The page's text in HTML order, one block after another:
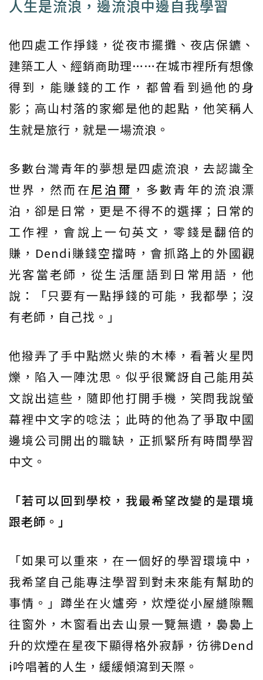
人生是流浪，邊流浪中邊自我學習
他四處工作掙錢，從夜市擺攤、夜店保鑣、
建築工人、經銷商助理……在城市裡所有想像
得到，能賺錢的工作，都曾看到過他的身
影；高山村落的家鄉是他的起點，他笑稱人
生就是旅行，就是一場流浪。
多數台灣青年的夢想是四處流浪，去認識全
世界，然而在尼泊爾 ，多數青年的流浪漂
泊，卻是日常，更是不得不的選擇；日常的
工作裡，會說上一句英文，零錢是翻倍的
賺，Dendi賺錢空擋時，會抓路上的外國觀
光客當老師，從生活厘語到日常用語，他
說：「只要有一點掙錢的可能，我都學；沒
有老師，自己找。」
他撥弄了手中點燃火柴的木棒，看著火星閃
爍，陷入一陣沈思。似乎很驚訝自己能用英
文說出這些，隨即他打開手機，笑問我說螢
幕裡中文字的唸法；此時的他為了爭取中國
邊境公司開出的職缺，正抓緊所有時間學習
中文。
「若可以回到學校，我最希望改變的是環境
跟老師。」
「如果可以重來，在一個好的學習環境中，
我希望自己能專注學習到對未來能有幫助的
事情。」蹲坐在火爐旁，炊煙從小屋縫隙飄
往窗外，木窗看出去山景一覽無遺，裊裊上
升的炊煙在星夜下顯得格外寂靜，彷彿Dend
i吟唱著的人生，緩緩傾瀉到天際。